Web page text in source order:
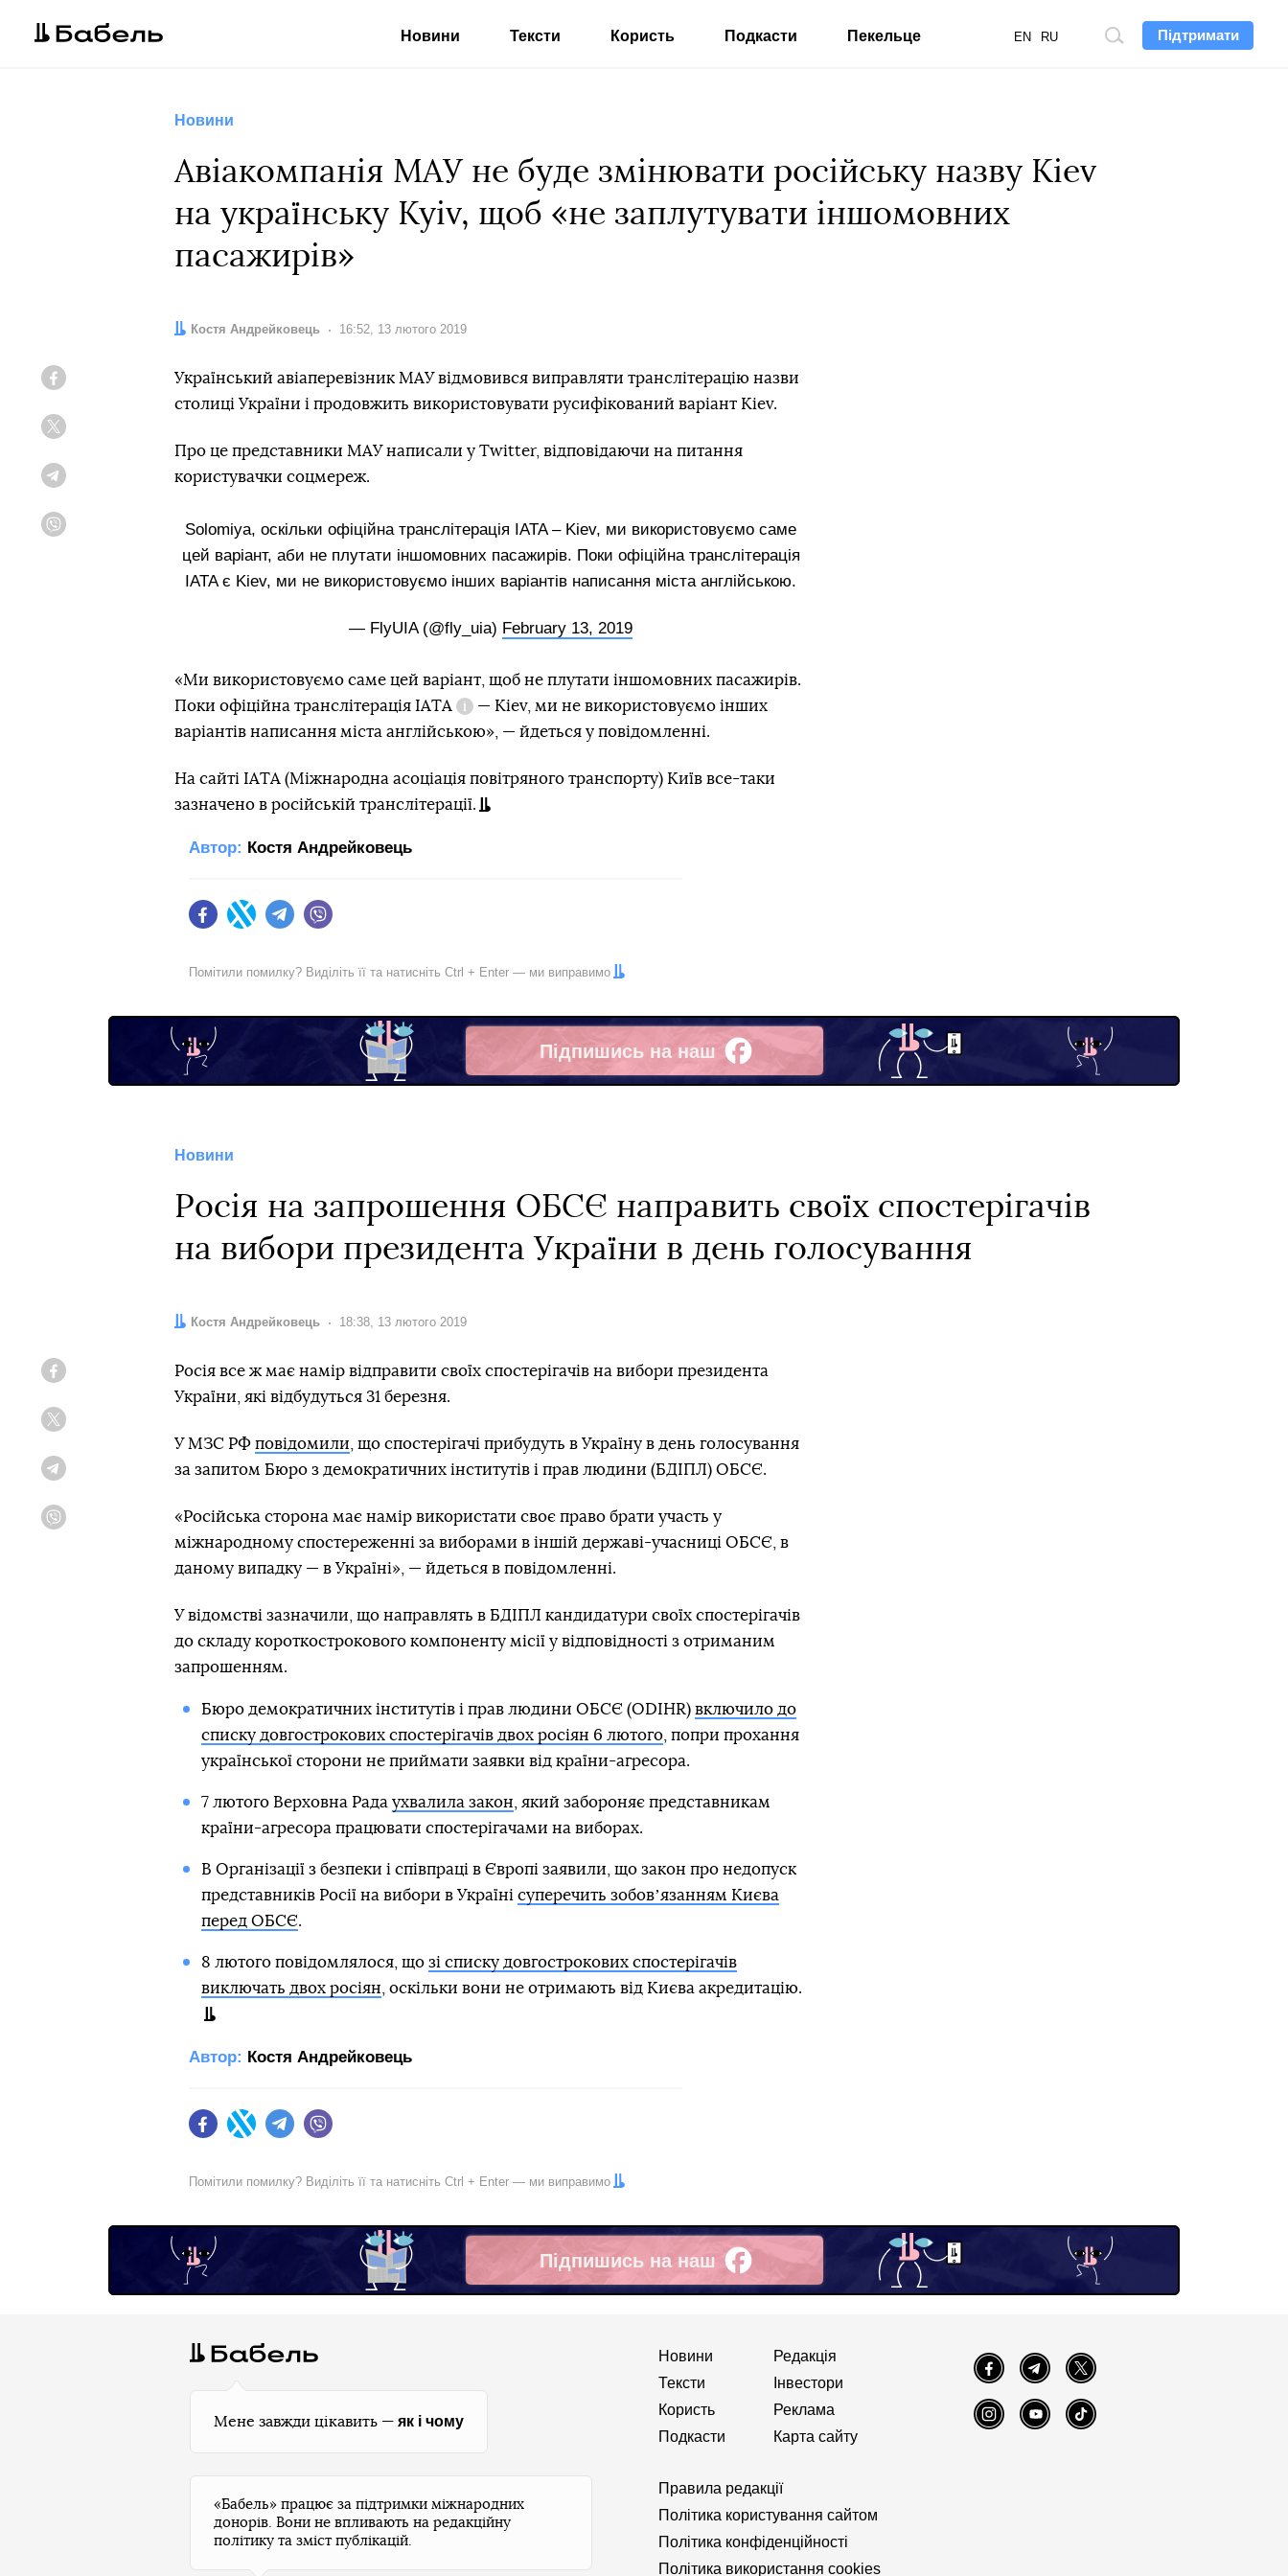
Підтримати
Пошук
EN RU
Новини Тексти Користь Подкасти Пекельце
Новини
Авіакомпанія МАУ не буде змінювати російську назву Kiev
на українську Kyiv, щоб «не заплутувати іншомовних
пасажирів»
Автор:
Костя Андрейковець Дата:
16:52, 13 лютого 2019
Український авіаперевізник МАУ відмовився виправляти транслітерацію назви
столиці України і продовжить використовувати русифікований варіант Kiev.
Про це представники МАУ написали у Twitter, відповідаючи на питання
користувачки соцмереж.
Solomiya, оскільки офіційна транслітерація IATA – Kiev, ми використовуємо саме
цей варіант, аби не плутати іншомовних пасажирів. Поки офіційна транслітерація
IATA є Kiev, ми не використовуємо інших варіантів написання міста англійською.
— FlyUIA (@fly_uia) February 13, 2019
«Ми використовуємо саме цей варіант, щоб не плутати іншомовних пасажирів.
Поки офіційна транслітерація IATA
Довідка
— Kiev, ми не використовуємо інших
варіантів написання міста англійською», — йдеться у повідомленні.
На сайті IATA (Міжнародна асоціація повітряного транспорту) Київ все-таки
зазначено в російській транслітерації.
Автор: Костя Андрейковець
FacebookTwitter Telegram
Помітили помилку? Виділіть її та натисніть Ctrl + Enter — ми виправимо
Підпишись на наш
Facebook
Новини
Росія на запрошення ОБСЄ направить своїх спостерігачів
на вибори президента України в день голосування
Автор:
Костя Андрейковець Дата:
18:38, 13 лютого 2019
Росія все ж має намір відправити своїх спостерігачів на вибори президента
України, які відбудуться 31 березня.
У МЗС РФ повідомили , що спостерігачі прибудуть в Україну в день голосування
за запитом Бюро з демократичних інститутів і прав людини (БДІПЛ) ОБСЄ.
«Російська сторона має намір використати своє право брати участь у
міжнародному спостереженні за виборами в іншій державі-учасниці ОБСЄ, в
даному випадку — в Україні», — йдеться в повідомленні.
У відомстві зазначили, що направлять в БДІПЛ кандидатури своїх спостерігачів
до складу короткострокового компоненту місії у відповідності з отриманим
запрошенням.
Бюро демократичних інститутів і прав людини ОБСЄ (ODIHR) включило до
списку довгострокових спостерігачів двох росіян 6 лютого, попри прохання
української сторони не приймати заявки від країни-агресора.
7 лютого Верховна Рада ухвалила закон , який забороняє представникам
країни-агресора працювати спостерігачами на виборах.
В Організації з безпеки і співпраці в Європі заявили, що закон про недопуск
представників Росії на вибори в Україні суперечить зобовʼязанням Києва
перед ОБСЄ.
8 лютого повідомлялося, що зі списку довгострокових спостерігачів
виключать двох росіян , оскільки вони не отримають від Києва акредитацію.
Автор: Костя Андрейковець
FacebookTwitter Telegram
Помітили помилку? Виділіть її та натисніть Ctrl + Enter — ми виправимо
Підпишись на наш
Facebook
Мене завжди цікавить — як і чому
Новини
Тексти
Користь
Подкасти
Редакція
Інвестори
Реклама
Карта сайту
FacebookTelegram Twitter
InstagramYouTube TikTok
Правила редакції
Політика користування сайтом
Політика конфіденційності
Політика використання cookies
«Бабель» працює за підтримки міжнародних
донорів. Вони не впливають на редакційну
політику та зміст публікацій.